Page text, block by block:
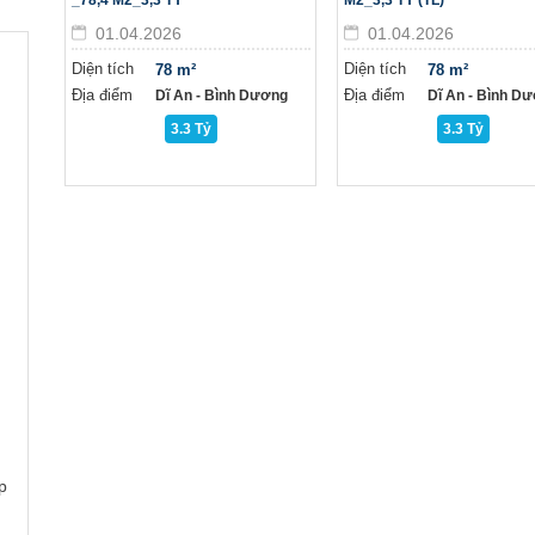
01.04.2026
Diện tích
Địa điểm
78 m²
Dĩ An - Bình Dương
3.3 Tỷ
01.04.2026
Diện tích
Địa điểm
78 m²
Dĩ An - Bình
3.3 Tỷ